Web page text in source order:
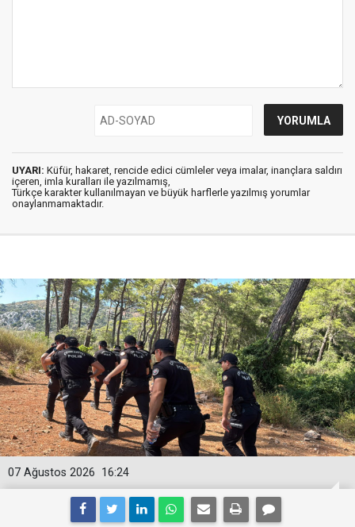
UYARI: Küfür, hakaret, rencide edici cümleler veya imalar, inançlara saldırı
içeren, imla kuralları ile yazılmamış,
Türkçe karakter kullanılmayan ve büyük harflerle yazılmış yorumlar
onaylanmamaktadır.
16:24
07 Ağustos 2026